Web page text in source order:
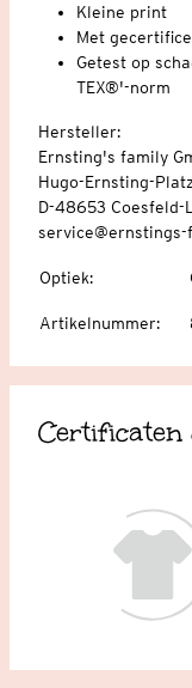
Kleine print
Met
Getest op
TEX®'-norm
Hersteller:
Ernsting's family
Hugo-Ernsting-Platz
D-48653 Coesfeld-
service@ernstings-
Optiek:
Artikelnummer:
Certificaten